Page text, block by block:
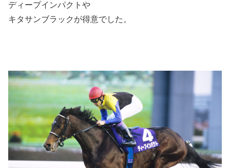
ディープインパクトや
キタサンブラックが得意でした。